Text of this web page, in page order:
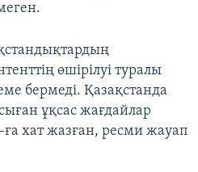
өшірілуі туралы
бермеді. Қазақстанда
ұқсас жағдайлар
хат жазған, ресми жауап